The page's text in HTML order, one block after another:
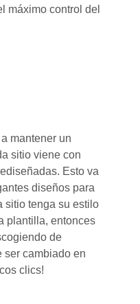
máximo control del
mantener un
sitio viene con
Esto va
diseños para
sitio tenga su estilo
plantilla, entonces
de
ser cambiado en
clics!